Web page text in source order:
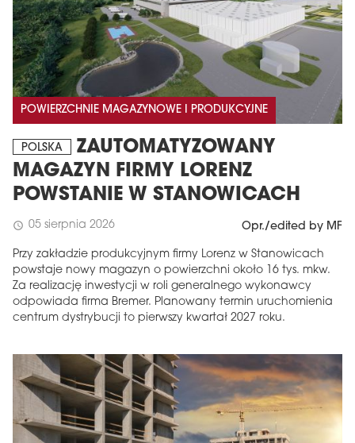
POWIERZCHNIE MAGAZYNOWE I PRODUKCYJNE
POLSKA
ZAUTOMATYZOWANY
MAGAZYN FIRMY LORENZ
POWSTANIE W STANOWICACH
schedule 05 sierpnia 2026 Opr./edited by MF
Przy zakładzie produkcyjnym firmy Lorenz w Stanowicach
powstaje nowy magazyn o powierzchni około 16 tys. mkw.
Za realizację inwestycji w roli generalnego wykonawcy
odpowiada firma Bremer. Planowany termin uruchomienia
centrum dystrybucji to pierwszy kwartał 2027 roku.